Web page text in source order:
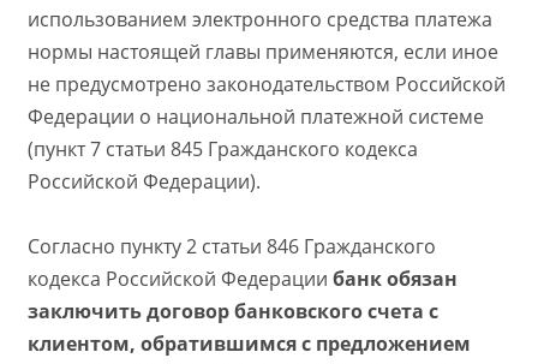
использованием электронного средства платежа
нормы настоящей главы применяются, если иное
не предусмотрено законодательством Российской
Федерации о национальной платежной системе
(пункт 7 статьи 845 Гражданского кодекса
Российской Федерации).
Согласно пункту 2 статьи 846 Гражданского
кодекса Российской Федерации банк обязан
заключить договор банковского счета с
клиентом, обратившимся с предложением